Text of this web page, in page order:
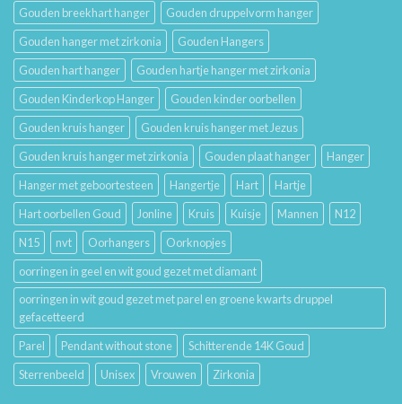
Gouden breekhart hanger
Gouden druppelvorm hanger
Gouden hanger met zirkonia
Gouden Hangers
Gouden hart hanger
Gouden hartje hanger met zirkonia
Gouden Kinderkop Hanger
Gouden kinder oorbellen
Gouden kruis hanger
Gouden kruis hanger met Jezus
Gouden kruis hanger met zirkonia
Gouden plaat hanger
Hanger
Hanger met geboortesteen
Hangertje Hart
Hartje
Hart oorbellen Goud
Jonline Kruis Kuisje Mannen
N12
N15
nvt Oorhangers
Oorknopjes
oorringen in geel en wit goud gezet met diamant
oorringen in wit goud gezet met parel en groene kwarts druppel
gefacetteerd
Parel
Pendant without stone
Schitterende 14K Goud
Sterrenbeeld
Unisex Vrouwen Zirkonia